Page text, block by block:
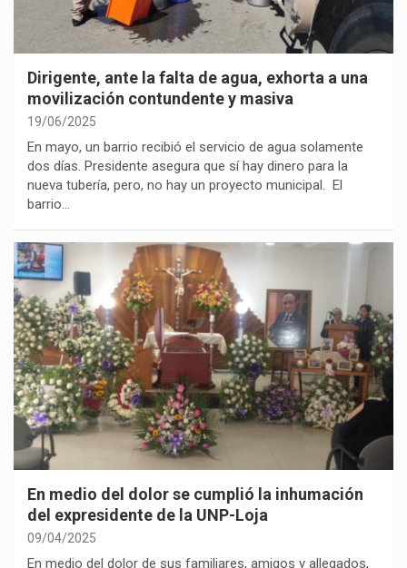
Dirigente, ante la falta de agua, exhorta a una
movilización contundente y masiva
19/06/2025
En mayo, un barrio recibió el servicio de agua solamente
dos días. Presidente asegura que sí hay dinero para la
nueva tubería, pero, no hay un proyecto municipal. El
barrio…
En medio del dolor se cumplió la inhumación
del expresidente de la UNP-Loja
09/04/2025
En medio del dolor de sus familiares, amigos y allegados,